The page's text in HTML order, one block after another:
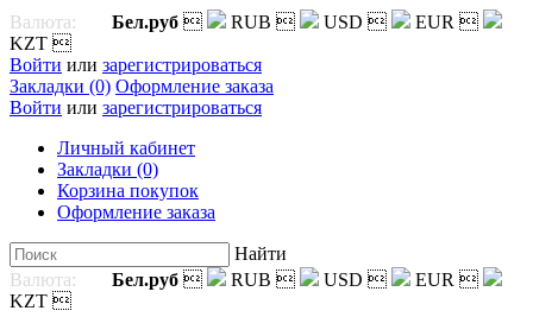
Валюта: Бел.руб  RUB  USD  EUR 
KZT 
Войти или зарегистрироваться
Закладки (0) Оформление заказа
Войти или зарегистрироваться
Личный кабинет
Закладки (0)
Корзина покупок
Оформление заказа
Найти
Валюта:
Бел.руб  RUB  USD  EUR 
KZT 